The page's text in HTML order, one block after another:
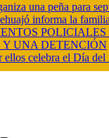
una peña para
informa la
POLICIALES
Y UNA DETENCIÓN
ellos celebra el Día del